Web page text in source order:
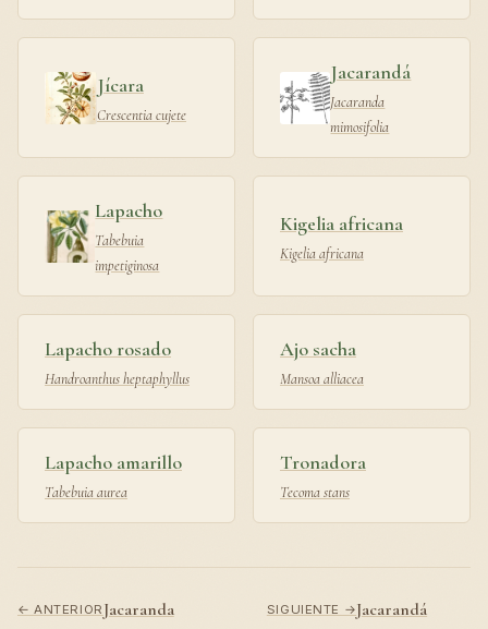
Jícara
Crescentia cujete
Jacarandá
Jacaranda
mimosifolia
Lapacho
Tabebuia
impetiginosa
Kigelia africana
Kigelia africana
Lapacho rosado
Handroanthus heptaphyllus
Ajo sacha
Mansoa alliacea
Lapacho amarillo
Tabebuia aurea
Tronadora
Tecoma stans
← ANTERIORJacaranda SIGUIENTE →Jacarandá